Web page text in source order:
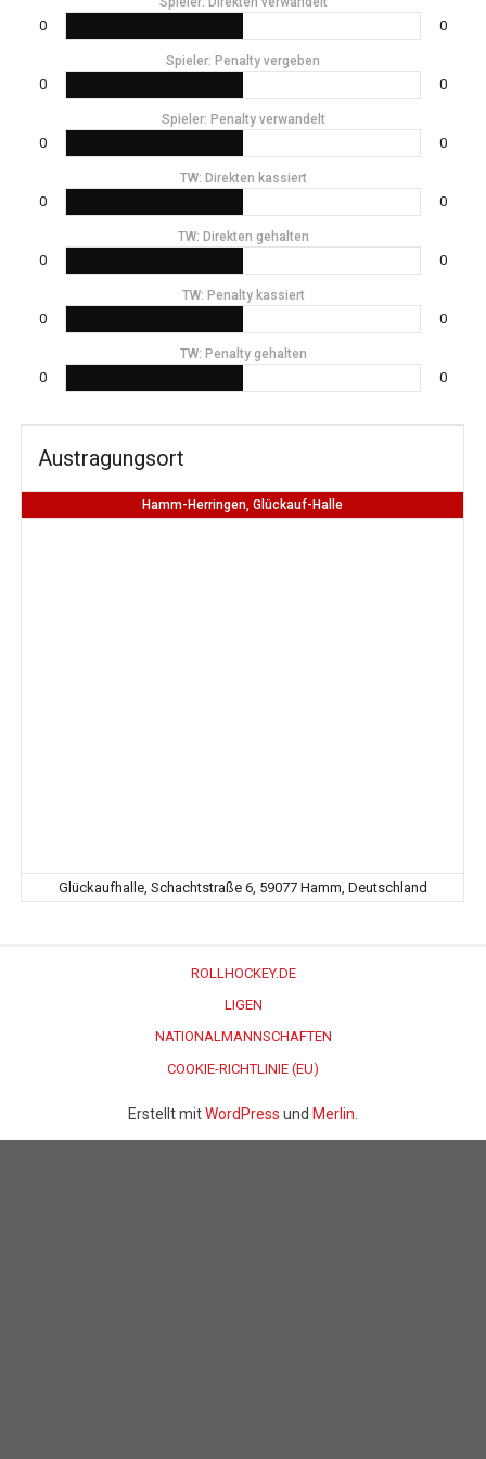
0 0
Spieler: Penalty vergeben
0 0
Spieler: Penalty verwandelt
0 0
TW: Direkten kassiert
0 0
TW: Direkten gehalten
0 0
TW: Penalty kassiert
0 0
TW: Penalty gehalten
0 0
Austragungsort
Hamm-Herringen, Glückauf-Halle
Glückaufhalle, Schachtstraße 6, 59077 Hamm, Deutschland
ROLLHOCKEY.DE
LIGEN
NATIONALMANNSCHAFTEN
COOKIE-RICHTLINIE (EU)
Erstellt mitWordPress und Merlin